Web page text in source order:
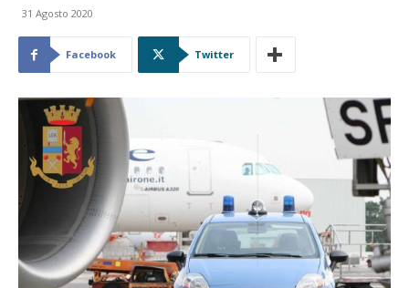
31 Agosto 2020
Facebook Twitter